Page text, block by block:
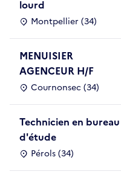
lourd
Montpellier (34)
MENUISIER
AGENCEUR H/F
Cournonsec (34)
Technicien en bureau
d'étude
Pérols (34)